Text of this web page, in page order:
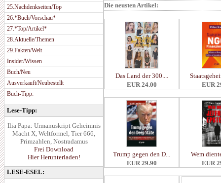
25.Nachdenkseiten/Top
26.*Buch/Vorschau*
27.*Top/Artikel*
28.Aktuelle/Themen
29.Fakten/Welt
Insider/Wissen
Buch/Neu
Ausverkauft/Neubestellt
Buch-Tipp:
Lese-Tipp:
Ilia Papa: Urmanuskript Geheimnis
Macht X, Weltformel, Tier 666,
Primzahlen, Nostradamus
Frei Download
Hier Herunterladen!
LESE-ESEL:
Die neusten Artikel:
Das Land der 300....
EUR 24.00
EUR
Trump gegen den D...
EUR 29.90
Wem
EUR